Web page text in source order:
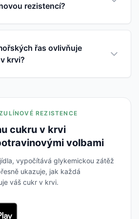
rezistencí?
řas ovlivňuje
krvi?
REZISTENCE
cukru v krvi
volbami
vypočítává glykemickou zátěž
ukazuje, jak každá
váš cukr v krvi.